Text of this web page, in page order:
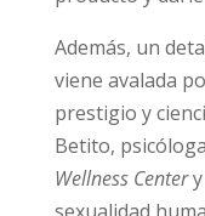
Además, un
información
para otorgar
pornografía.
directora del